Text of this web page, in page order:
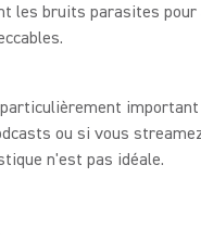
les bruits parasites pour
ou si vous
n'est pas idéale.